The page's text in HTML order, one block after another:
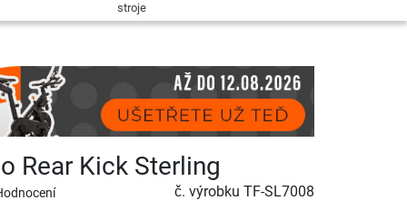
stroje
Rear Kick Sterling
č. výrobku TF-SL7008